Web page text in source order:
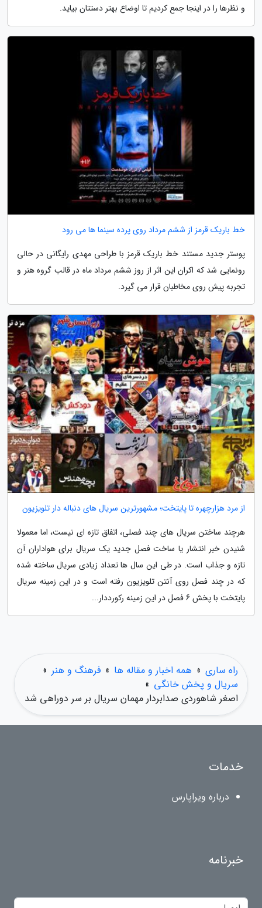
و نظرها را در اینجا جمع کردیم تا اوضاع بهتر دستتان بیاید.
خط باریک قرمز از ششم مرداد روی پرده سینما ها می رود
پوستر جدید مستند خط باریک قرمز با طراحی مهدی رایگانی در حالی
رونمایی شد که اکران این اثر از روز ششم مرداد ماه در قالب گروه هنر و
تجربه پیش روی مخاطبان قرار می گیرد.
از مرد هزارچهره تا پایتخت؛ مشهورترین سریال های دنباله دار تلویزیون
هرچند ساختن سریال های چند فصلی، اتفاق تازه ای نیست، اما معمولا
شنیدن خبر انتشار یا ساخت فصل جدید یک سریال برای هواداران آن
تازه و جذاب است. در طی این سال ها تعداد زیادی سریال ساخته شده
که در چند فصل روی آنتن تلویزیون رفته است و در این زمینه سریال
پایتخت با پخش 6 فصل در این زمینه رکورددار...
راه ساری » همه اخبار و مقاله ها » فرهنگ و هنر »
سریال و پخش خانگی »
اصغر شاهوردی صدابردار مهمان سریال بر سر دوراهی شد
خدمات
درباره ویراپارس
خبرنامه